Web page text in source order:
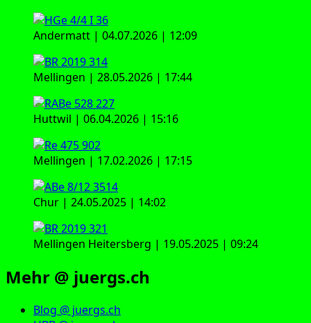
Andermatt | 04.07.2026 | 12:09
Mellingen | 28.05.2026 | 17:44
Huttwil | 06.04.2026 | 15:16
Mellingen | 17.02.2026 | 17:15
Chur | 24.05.2025 | 14:02
Mellingen Heitersberg | 19.05.2025 | 09:24
Mehr @ juergs.ch
Blog @ juergs.ch